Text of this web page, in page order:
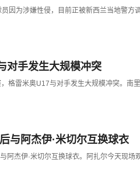
因为涉嫌性侵，目前正被新西兰当地警方
对手发生大规模冲突
格雷米奥U17与对手发生大规模冲突。南
与阿杰伊·米切尔互换球衣
阿杰伊·米切尔互换球衣。阿扎尔今天现场